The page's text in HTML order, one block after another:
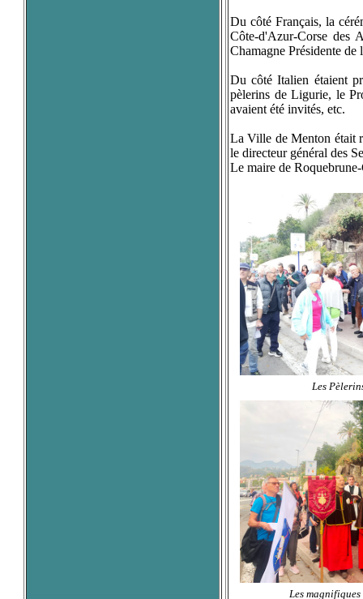
Du côté Français, la
Côte-d'Azur-Corse des
Chamagne Présidente
Du côté Italien étaient
pèlerins de Ligurie, le
avaient été invités, etc.
La Ville de Menton était
le directeur général des
Le maire de
Les
Les